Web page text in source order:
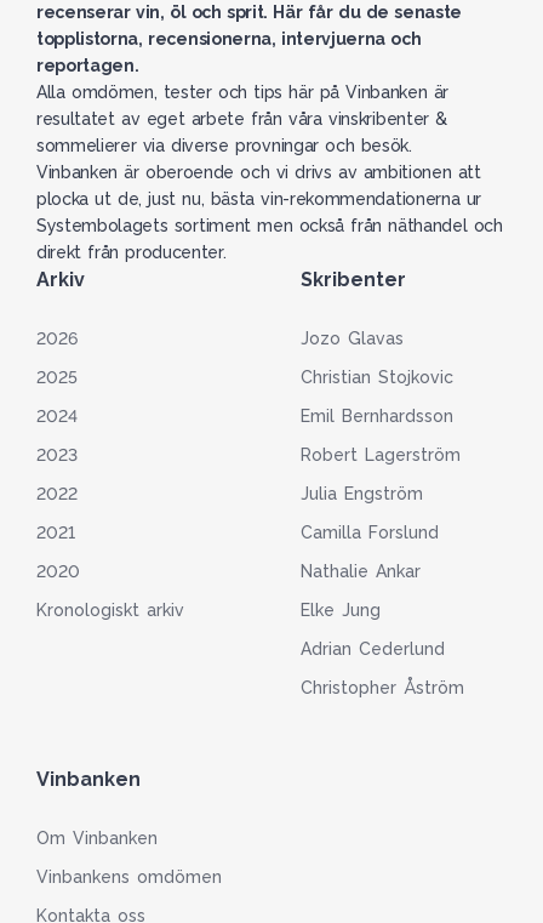
recenserar vin, öl och sprit. Här får du de senaste
topplistorna, recensionerna, intervjuerna och
reportagen.
Alla omdömen, tester och tips här på Vinbanken är
resultatet av eget arbete från våra vinskribenter &
sommelierer via diverse provningar och besök.
Vinbanken är oberoende och vi drivs av ambitionen att
plocka ut de, just nu, bästa vin-rekommendationerna ur
Systembolagets sortiment men också från näthandel och
direkt från producenter.
Arkiv
2026
2025
2024
2023
2022
2021
2020
Kronologiskt arkiv
Skribenter
Jozo Glavas
Christian Stojkovic
Emil Bernhardsson
Robert Lagerström
Julia Engström
Camilla Forslund
Nathalie Ankar
Elke Jung
Adrian Cederlund
Christopher Åström
Vinbanken
Om Vinbanken
Vinbankens omdömen
Kontakta oss